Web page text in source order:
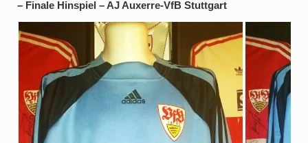
– Finale Hinspiel – AJ Auxerre-VfB Stuttgart